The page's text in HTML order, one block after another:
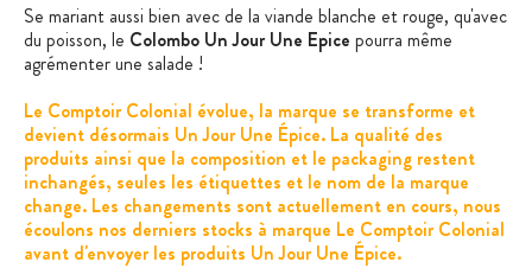
Se mariant aussi bien avec de la viande blanche et rouge, qu'avec
du poisson, le Colombo Un Jour Une Epice pourra même
agrémenter une salade !
Le Comptoir Colonial évolue, la marque se transforme et
devient désormais Un Jour Une Épice. La qualité des
produits ainsi que la composition et le packaging restent
inchangés, seules les étiquettes et le nom de la marque
change. Les changements sont actuellement en cours, nous
écoulons nos derniers stocks à marque Le Comptoir Colonial
avant d'envoyer les produits Un Jour Une Épice.